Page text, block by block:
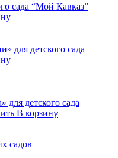
сада “Мой Кавказ”
для детского сада
детского сада
В корзину
садов